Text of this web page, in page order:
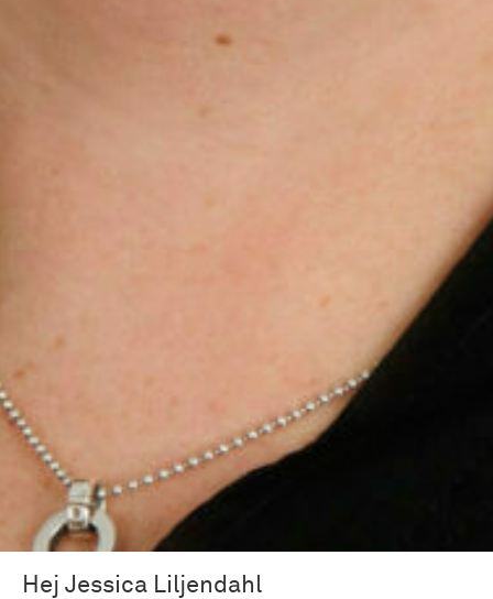
Hej Jessica Liljendahl